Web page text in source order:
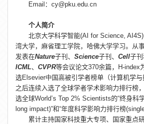
Email：cy@pku.edu.cn
个人简介
北京大学科学智能(AI for Science,
湾大学，麻省理工学院，哈佛大学学习。从
发表在Nature子刊、 Science子刊、 Cell子刊
ICML、 CVPR等会议论文370余篇，H-index
选Elsevier中国高被引学者榜单（计算机学
之后连续入选了全球学者学术影响力排行榜
选全球World’s Top 2% Scientists的“终身科
long impact)”和“年度科学影响力排行榜
累计主持国家科技重大专项、国家重点